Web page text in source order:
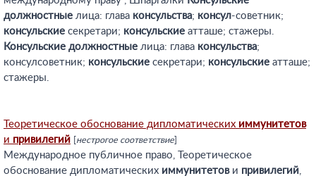
должностные лица: глава консульства; консул-советник;
консульские секретари; консульские атташе; стажеры.
Консульские должностные лица: глава консульства;
консулсоветник; консульские секретари; консульские атташе;
стажеры.
Теоретическое обоснование дипломатических иммунитетов
и привилегий нестрогое соответствие
Международное публичное право, Теоретическое
обоснование дипломатических иммунитетови привилегий,